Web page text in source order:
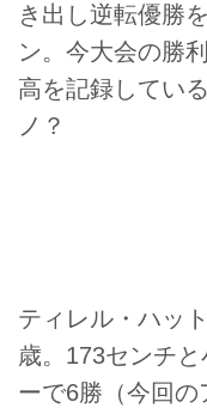
き出し逆転優勝
ン。今大会の勝
高を記録してい
ノ？
ティレル・ハッ
歳。173センチ
ーで6勝（今回の